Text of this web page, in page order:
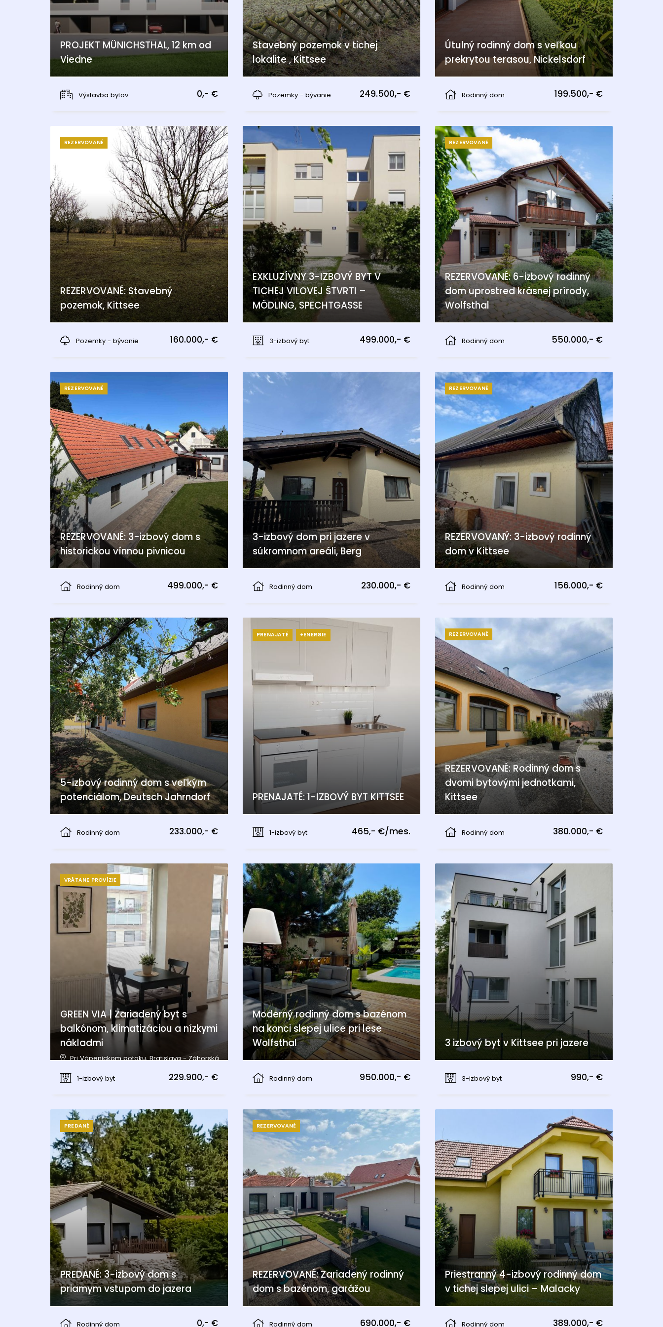
PROJEKT MÜNICHSTHAL, 12 km od
Viedne
Výstavba bytov
0,- €
Stavebný pozemok v tichej
lokalite , Kittsee
Pozemky - bývanie
249.500,- €
Útulný rodinný dom s veľkou
prekrytou terasou, Nickelsdorf
Rodinný dom
199.500,- €
REZERVOVANÉ
REZERVOVANÉ: Stavebný
pozemok, Kittsee
Pozemky - bývanie
160.000,- €
EXKLUZÍVNY 3-IZBOVÝ BYT V
TICHEJ VILOVEJ ŠTVRTI –
MÖDLING, SPECHTGASSE
3-izbový byt
499.000,- €
REZERVOVANÉ
REZERVOVANÉ: 6-izbový rodinný
dom uprostred krásnej prírody,
Wolfsthal
Rodinný dom
550.000,- €
REZERVOVANÉ
REZERVOVANÉ: 3-izbový dom s
historickou vínnou pivnicou
Rodinný dom
499.000,- €
3-izbový dom pri jazere v
súkromnom areáli, Berg
Rodinný dom
230.000,- €
REZERVOVANÉ
REZERVOVANÝ: 3-izbový rodinný
dom v Kittsee
Rodinný dom
156.000,- €
5-izbový rodinný dom s veľkým
potenciálom, Deutsch Jahrndorf
Rodinný dom
233.000,- €
PRENAJATÉ +ENERGIE
PRENAJATÉ: 1-IZBOVÝ BYT KITTSEE
1-izbový byt
465,- €/mes.
REZERVOVANÉ
REZERVOVANÉ: Rodinný dom s
dvomi bytovými jednotkami,
Kittsee
Rodinný dom
380.000,- €
VRÁTANE PROVÍZIE
GREEN VIA | Zariadený byt s
balkónom, klimatizáciou a nízkymi
nákladmi
Pri Vápenickom potoku, Bratislava - Záhorská
1-izbový byt
229.900,- €
Moderný rodinný dom s bazénom
na konci slepej ulice pri lese
Wolfsthal
Rodinný dom
950.000,- €
3 izbový byt v Kittsee pri jazere
3-izbový byt
990,- €
PREDANÉ
PREDANÉ: 3-izbový dom s
priamym vstupom do jazera
Rodinný dom
0,- €
REZERVOVANÉ
REZERVOVANÉ: Zariadený rodinný
dom s bazénom, garážou
Rodinný dom
690.000,- €
Priestranný 4-izbový rodinný dom
v tichej slepej ulici – Malacky
Rodinný dom
389.000,- €